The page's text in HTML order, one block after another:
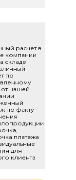
расчет в
компании
складе
по
от нашей
по факту
платежа
для
клиента